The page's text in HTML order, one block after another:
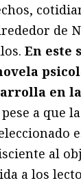
de
En este
en
pese a que
al
a los